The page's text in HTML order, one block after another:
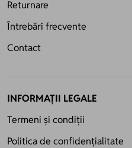
Returnare
Întrebări frecvente
Contact
INFORMAȚII LEGALE
Termeni și condiții
Politica de confidențialitate